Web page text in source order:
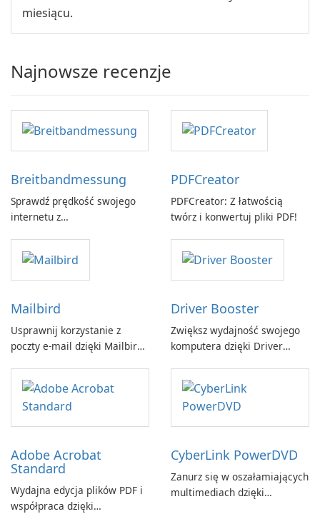
miesiącu.
Najnowsze recenzje
Breitbandmessung
Sprawdź prędkość swojego
internetu z
GmbH!
PDFCreator
PDFCreator: Z łatwością
twórz i konwertuj pliki PDF!
Mailbird
Usprawnij korzystanie z
poczty e-mail dzięki Mailbird
Driver Booster
Zwiększ wydajność swojego
komputera dzięki Driver
Adobe Acrobat
Standard
Wydajna edycja plików PDF i
współpraca dzięki
CyberLink PowerDVD
Zanurz się w oszałamiających
multimediach dzięki